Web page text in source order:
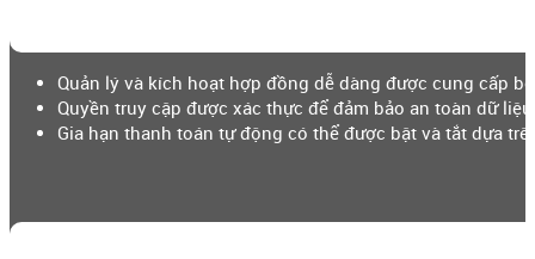
Quản lý và kích hoạt hợp đồng dễ dàng được cung cấp
Quyền truy cập được xác thực để đảm bảo an toàn dữ liệu
Gia hạn thanh toán tự động có thể được bật và tắt dựa